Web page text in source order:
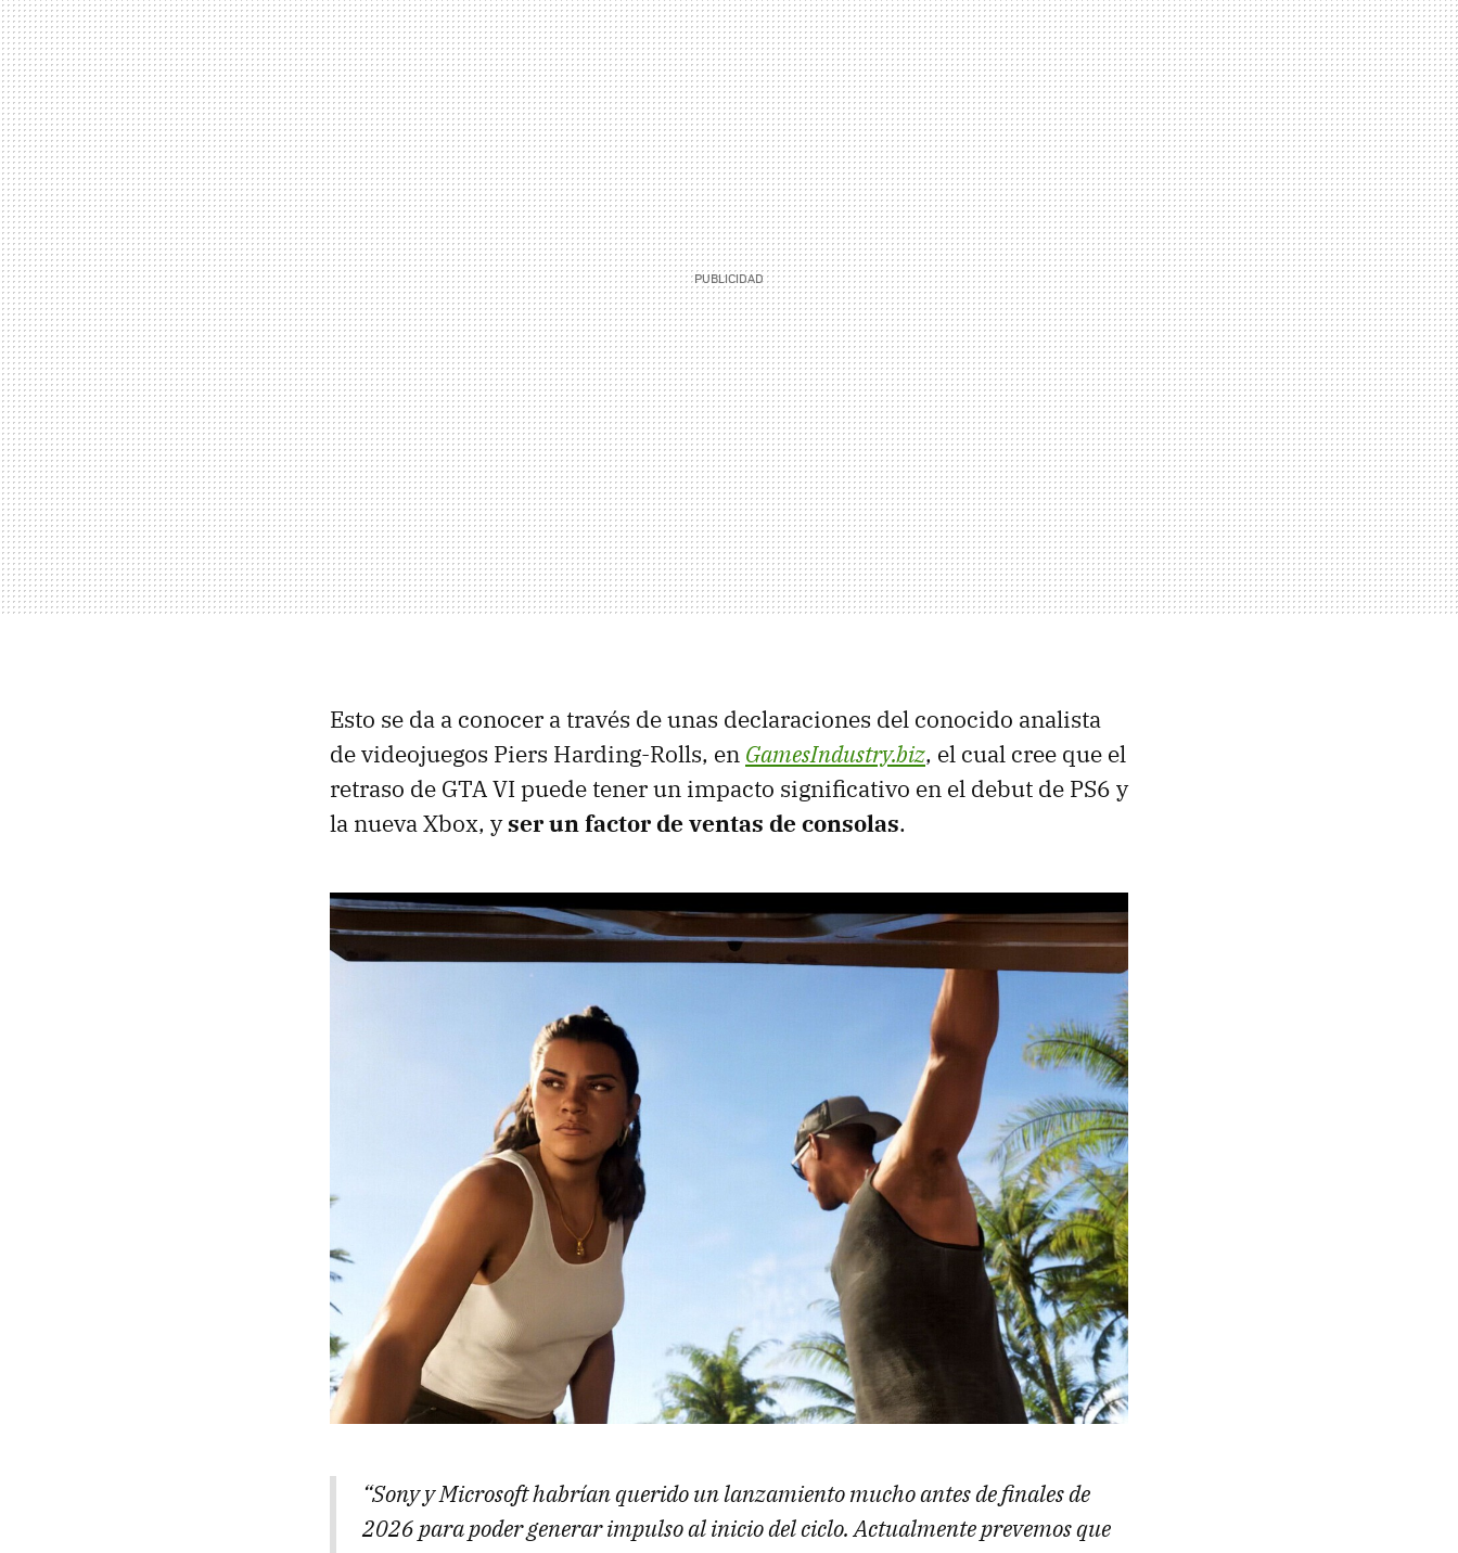
Esto se da a conocer a través de unas declaraciones del conocido analista
de videojuegos Piers Harding-Rolls, en GamesIndustry.biz, el cual cree que el
retraso de GTA VI puede tener un impacto significativo en el debut de PS6 y
la nueva Xbox, yser un factor de ventas de consolas.
“Sony y Microsoft habrían querido un lanzamiento mucho antes de finales de
2026 para poder generar impulso al inicio del ciclo. Actualmente prevemos que